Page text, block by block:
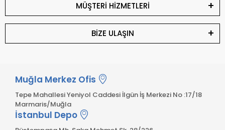
MÜŞTERİ HİZMETLERİ
BİZE ULAŞIN
Muğla Merkez Ofis
Tepe Mahallesi Yeniyol Caddesi İlgün İş Merkezi No :17/18
Marmaris/Muğla
İstanbul Depo